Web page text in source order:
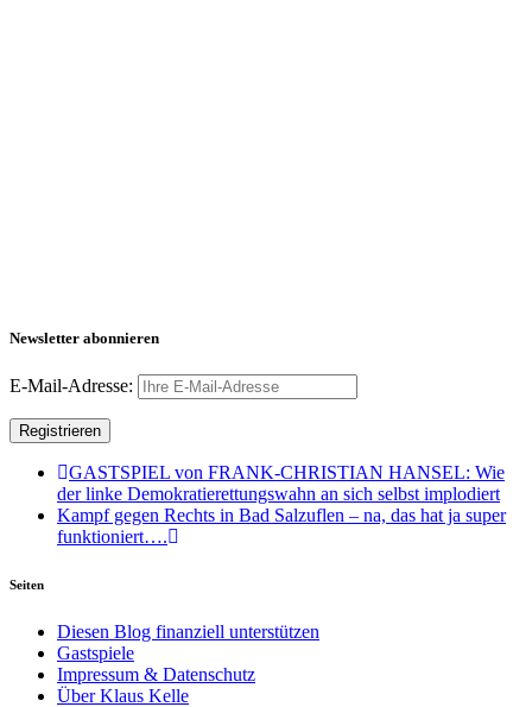
Newsletter abonnieren
E-Mail-Adresse:
GASTSPIEL von FRANK-CHRISTIAN HANSEL: Wie
der linke Demokratierettungswahn an sich selbst implodiert
Kampf gegen Rechts in Bad Salzuflen – na, das hat ja super
funktioniert….
Seiten
Diesen Blog finanziell unterstützen
Gastspiele
Impressum & Datenschutz
Über Klaus Kelle